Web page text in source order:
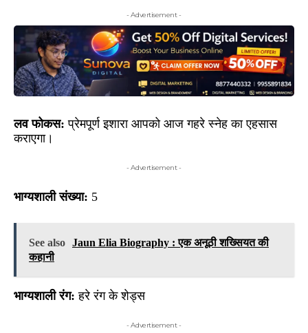
- Advertisement -
लव फोकस: प्रेमपूर्ण इशारा आपको आज गहरे स्नेह का एहसास
कराएगा।
- Advertisement -
भाग्यशाली संख्या: 5
See also Jaun Elia Biography : एक अनूठी शख्सियत की
कहानी
भाग्यशाली रंग: हरे रंग के शेड्स
- Advertisement -